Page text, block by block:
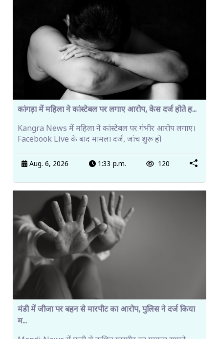
कांगड़ा में महिला ने कांस्टेबल पर लगाए आरोप, केस दर्ज होते ह...
Kangra News में महिला ने कांस्टेबल पर गंभीर आरोप लगाए।
Facebook Live के बाद मामला दर्ज, जांच शुरू हो
Aug. 6, 2026 1:33 p.m. 120
मंडी में जीजा पर बहन से मारपीट का आरोप, पुलिस ने दर्ज किया
म...